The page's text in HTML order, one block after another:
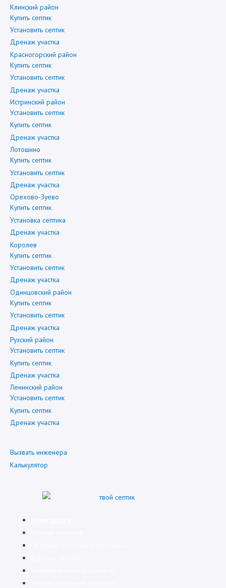
Клинский район
Купить септик
Установить септик
Дренаж участка
Красногорский район
Купить септик
Установить септик
Дренаж участка
Истринский район
Установить септик
Купить септик
Дренаж участка
Лотошино
Купить септик
Установить септик
Дренаж участка
Орехово-Зуево
Купить септик
Установка септика
Дренаж участка
Королев
Купить септик
Установить септик
Дренаж участка
Одинцовский район
Купить септик
Установить септик
Дренаж участка
Рузский район
Установить септик
Купить септик
Дренаж участка
Ленинский район
Установить септик
Купить септик
Дренаж участка
Вызвать инженера
Калькулятор